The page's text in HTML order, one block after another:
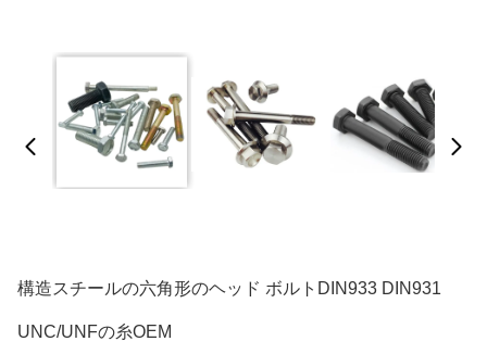
構造スチールの六角形のヘッド ボルトDIN933 DIN931
UNC/UNFの糸OEM